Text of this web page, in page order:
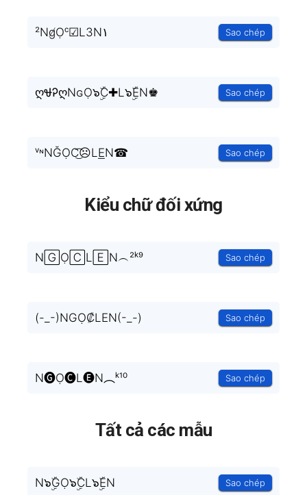
²Ng̸Ọᶜ☑L3N۱ Sao chép
ღᏠᎮღNɢỌ๖ۣۜC✚L๖ۣۜEN♚ Sao chép
ᵛᶰNĞỌC͜͡☹LE͟N☎ Sao chép
Kiểu chữ đối xứng
N🄶Ọ🄲L🄴N︵²ᵏ⁹ Sao chép
(-_-)NGỌ₡LEN(-_-) Sao chép
N🅖Ọ🅒L🅔N︵ᵏ¹⁰ Sao chép
Tất cả các mẫu
N๖ۣۜGỌ๖ۣۜCL๖ۣۜEN Sao chép